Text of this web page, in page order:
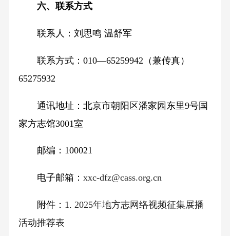
六、联系方式
联系人：刘思鸣 温舒军
联系方式：010—65259942（兼传真）
65275932
通讯地址：北京市朝阳区潘家园东里9号国
家方志馆3001室
邮编：100021
电子邮箱： xxc-dfz@cass.org.cn
附件：1. 2025年地方志网络视频征集展播
活动推荐表